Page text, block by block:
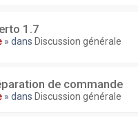
1.7
» dans Discussion générale
de commande
» dans Discussion générale